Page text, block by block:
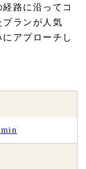
路に沿ってコ
プランが人気
アプローチし